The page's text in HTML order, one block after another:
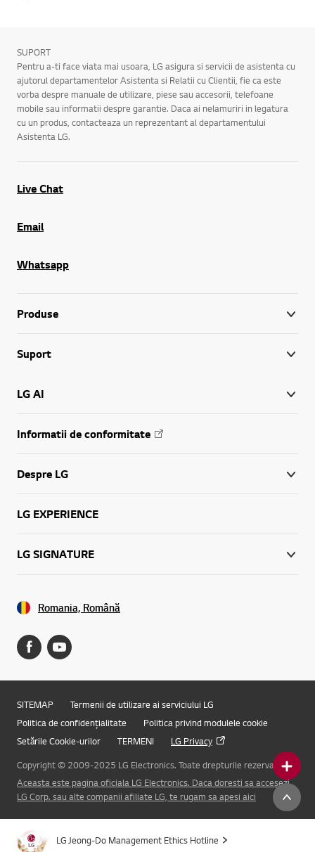
Online Chat
SUPORT
Pentru a-ti face viata mai usoara, LG asigura si servicii de asistenta cu
ajutorul departamentelor Asistenta si Relatii cu Clientii, fie ca este
vorba despre manuale de utilizare, piese sau accesorii, telefoane
mobile sau informatii despre garantie. Daca ai nelamuriri in legatura
cu un produs, contacteaza un reprezentant al departamentului
Asistenta LG.
Live Chat
Email
Whatsapp
Produse
Suport
LG AI
Informatii de conformitate
Despre LG
LG EXPERIENCE
LG SIGNATURE
Romania, Română
SITEMAP
Termenii de utilizare ai serviciului LG
Politica de confidențialitate
Politica privind modulele cookie
Setările Cookie-urilor
TERMENI
LG Privacy
Copyright © 2009-2025 LG Electronics. Toate drepturile rezervate.
Aceasta este pagina oficiala LG Electronics. Daca doresti sa accesezi
LG Corp. sau alte companii afiliate LG, te rugam sa apesi aici
LG Jeong-Do Management Ethics Hotline